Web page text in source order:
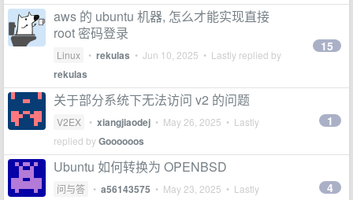
aws 的 ubuntu 机器, 怎么才能实现直接
root 密码登录
Linux • rekulas • Jun 10, 2025 • Lastly replied by
rekulas
15
关于部分系统下无法访问 v2 的问题
V2EX • xiangjiaodej • May 26, 2025 • Lastly
replied byGoooooos
1
Ubuntu 如何转换为 OPENBSD
问与答 • a56143575 • May 23, 2025 • Lastly
4